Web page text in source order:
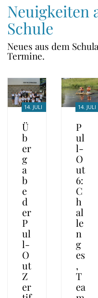
Neuigkeiten
Schule
Neues aus dem
Termine.
14. JULI
Ü
b
er
g
a
b
e
d
er
P
ul
l-
O
ut
Z
er
14. JULI
P
ul
l-
O
ut
6:
C
h
al
le
n
g
es
,
T
ea